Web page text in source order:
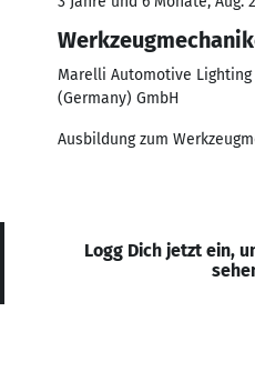
Marelli Automotive
(Germany) GmbH
Ausbildung zum
Logg Dich jetzt ein,